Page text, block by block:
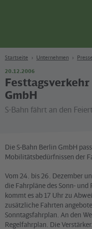
Startseite Unternehmen Presse
20.12.2006
GmbH
S-Bahn fährt an den
Die S-Bahn Berlin GmbH
Mobilitätsbedürfnissen der
Vom 24. bis 26. Dezember
die Fahrpläne des Sonn-
kommt es ab 17 Uhr zu
zusätzliche Fahrten
Sonntagsfahrplan. An den
Regelfahrplan. Die